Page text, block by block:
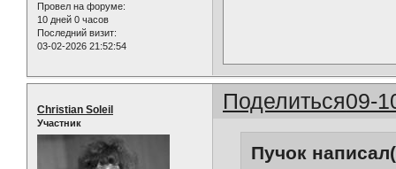
Провел на форуме:
10 дней 0 часов
Последний визит:
03-02-2026 21:52:54
Поделиться09-
Christian Soleil
Участник
Пучок